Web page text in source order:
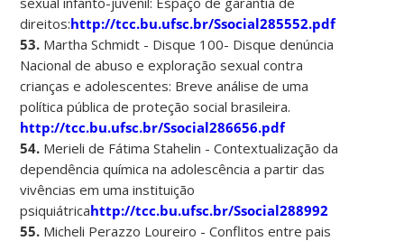
direitos:http://tcc.bu.ufsc.br/Ssocial285552.pdf
53. Martha Schmidt - Disque 100- Disque denúncia
Nacional de abuso e exploração sexual contra
crianças e adolescentes: Breve análise de uma
política pública de proteção social brasileira.
http://tcc.bu.ufsc.br/Ssocial286656.pdf
54. Merieli de Fátima Stahelin - Contextualização da
dependência química na adolescência a partir das
vivências em uma instituição
psiquiátricahttp://tcc.bu.ufsc.br/Ssocial288992
55. Micheli Perazzo Loureiro - Conflitos entre pais